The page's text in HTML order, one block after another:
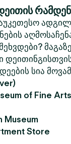
სია
of Fine Arts
Museum
Store